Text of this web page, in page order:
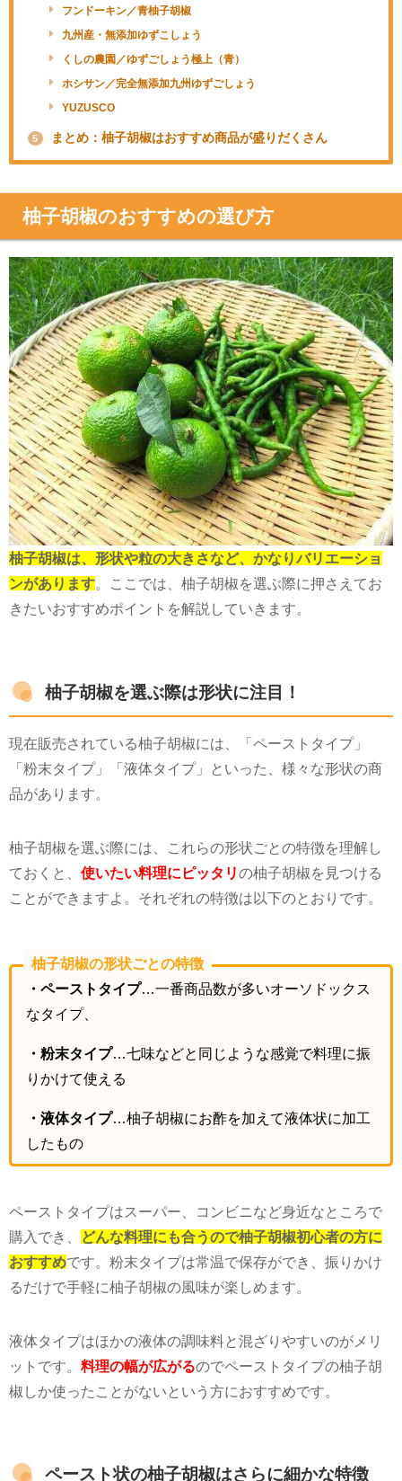
フンドーキン／青柚子胡椒
九州産・無添加ゆずこしょう
くしの農園／ゆずごしょう極上（青）
ホシサン／完全無添加九州ゆずごしょう
YUZUSCO
5 まとめ：柚子胡椒はおすすめ商品が盛りだくさん
柚子胡椒のおすすめの選び方
柚子胡椒は、形状や粒の大きさなど、かなりバリエーショ
ンがあります。ここでは、柚子胡椒を選ぶ際に押さえてお
きたいおすすめポイントを解説していきます。
柚子胡椒を選ぶ際は形状に注目！
現在販売されている柚子胡椒には、「ペーストタイプ」
「粉末タイプ」「液体タイプ」といった、様々な形状の商
品があります。
柚子胡椒を選ぶ際には、これらの形状ごとの特徴を理解し
ておくと、 使いたい料理にピッタリの柚子胡椒を見つける
ことができますよ。それぞれの特徴は以下のとおりです。
柚子胡椒の形状ごとの特徴
・ペーストタイプ…一番商品数が多いオーソドックス
なタイプ、
・粉末タイプ…七味などと同じような感覚で料理に振
りかけて使える
・液体タイプ…柚子胡椒にお酢を加えて液体状に加工
したもの
ペーストタイプはスーパー、コンビニなど身近なところで
購入でき、
どんな料理にも合うので柚子胡椒初心者の方に
おすすめです。粉末タイプは常温で保存ができ、振りかけ
るだけで手軽に柚子胡椒の風味が楽しめます。
液体タイプはほかの液体の調味料と混ざりやすいのがメリ
ットです。 料理の幅が広がるのでペーストタイプの柚子胡
椒しか使ったことがないという方におすすめです。
ペースト状の柚子胡椒はさらに細かな特徴